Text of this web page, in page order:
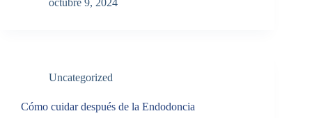
octubre 9, 2024
Uncategorized
Cómo cuidar después de la Endodoncia